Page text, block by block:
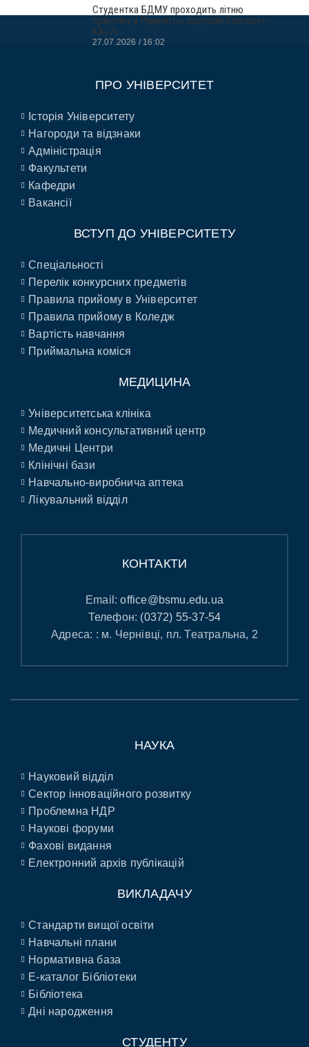
Студентка БДМУ проходить літню
практику в Румунії по програмі Erasmus+
KA171
27.07.2026 16:02
ПРО УНІВЕРСИТЕТ
Історія Університету
Нагороди та відзнаки
Адміністрація
Факультети
Кафедри
Вакансії
ВСТУП ДО УНІВЕРСИТЕТУ
Спеціальності
Перелік конкурсних предметів
Правила прийому в Університет
Правила прийому в Коледж
Вартість навчання
Приймальна коміся
МЕДИЦИНА
Університетська клініка
Медичний консультативний центр
Медичні Центри
Клінічні бази
Навчально-виробнича аптека
Лікувальний відділ
КОНТАКТИ
Email:office@bsmu.edu.ua
Телефон: (0372) 55-37-54
Адреса: : м. Чернівці, пл. Театральна, 2
НАУКА
Науковий відділ
Сектор інноваційного розвитку
Проблемна НДР
Наукові форуми
Фахові видання
Електронний архів публікацій
ВИКЛАДАЧУ
Стандарти вищої освіти
Навчальні плани
Нормативна база
E-каталог Бібліотеки
Бібліотека
Дні народження
СТУДЕНТУ